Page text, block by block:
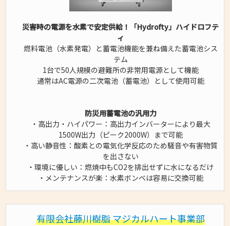
災害時の電源を水素で安定供給！「Hydrofty」ハイドロフテ
ィ
燃料電池（水素発電）と蓄電池機能を兼ね備えた蓄電池シス
テム
1台で50人規模の避難所の非常用電源として機能
通常はAC電源の二次電池（蓄電池）として使用可能
防災用蓄電池の汎用力
・高出力・ハイパワー：高出力インバーターにより最大
1500W出力（ピーク2000W）まで可能
・高い静音性：酸素との電気化学反応のため騒音や有害物質
を出さない
・環境に優しい：燃焼中もCO2を排出せずに水になるだけ
・メンテナンスが楽：水素ボンベは容易に交換可能
有限会社藤川樹脂 マジカルハート事業部